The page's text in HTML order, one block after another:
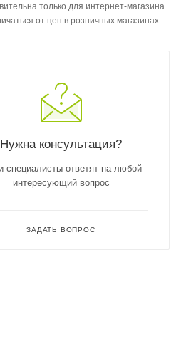
только для интернет-магазина
от цен в розничных магазинах
Нужна консультация?
специалисты ответят на любой
интересующий вопрос
ЗАДАТЬ ВОПРОС